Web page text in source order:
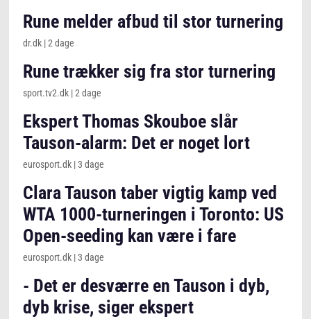
Rune melder afbud til stor turnering
dr.dk |2 dage
Rune trækker sig fra stor turnering
sport.tv2.dk |2 dage
Ekspert Thomas Skouboe slår
Tauson-alarm: Det er noget lort
eurosport.dk |3 dage
Clara Tauson taber vigtig kamp ved
WTA 1000-turneringen i Toronto: US
Open-seeding kan være i fare
eurosport.dk |3 dage
- Det er desværre en Tauson i dyb,
dyb krise, siger ekspert